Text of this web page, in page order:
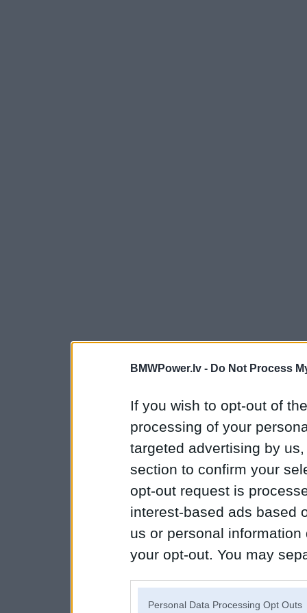
BMWPower.lv - Do Not Process
If you wish to opt-out of
processing of your
targeted advertising by
section to confirm your
opt-out request is
interest-based ads based
us or personal
your opt-out. You may
Personal Data Processing Opt Outs